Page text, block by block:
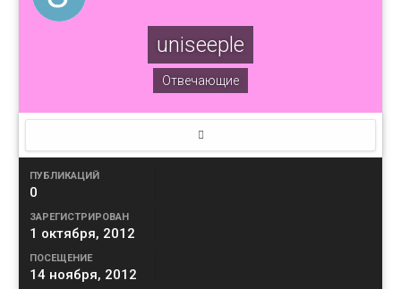
uniseeple
Отвечающие
ПУБЛИКАЦИЙ
0
ЗАРЕГИСТРИРОВАН
1 октября, 2012
ПОСЕЩЕНИЕ
14 ноября, 2012